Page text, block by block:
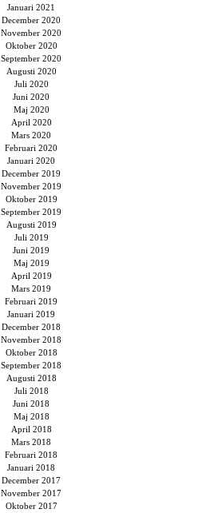
Januari 2021
December 2020
November 2020
Oktober 2020
September 2020
Augusti 2020
Juli 2020
Juni 2020
Maj 2020
April 2020
Mars 2020
Februari 2020
Januari 2020
December 2019
November 2019
Oktober 2019
September 2019
Augusti 2019
Juli 2019
Juni 2019
Maj 2019
April 2019
Mars 2019
Februari 2019
Januari 2019
December 2018
November 2018
Oktober 2018
September 2018
Augusti 2018
Juli 2018
Juni 2018
Maj 2018
April 2018
Mars 2018
Februari 2018
Januari 2018
December 2017
November 2017
Oktober 2017